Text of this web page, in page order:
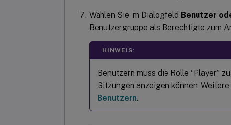
Wählen Sie im Dialogfeld Benutzer
Benutzergruppe als Berechtigte zum
HINWEIS:
Benutzern muss die Rolle “Player”
Sitzungen anzeigen können.
Benutzern.